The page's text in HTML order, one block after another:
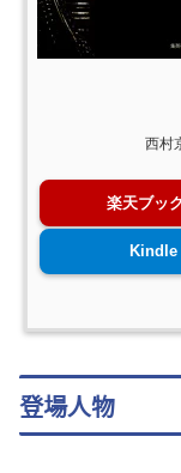
西村
楽天ブッ
Kindle
登場人物